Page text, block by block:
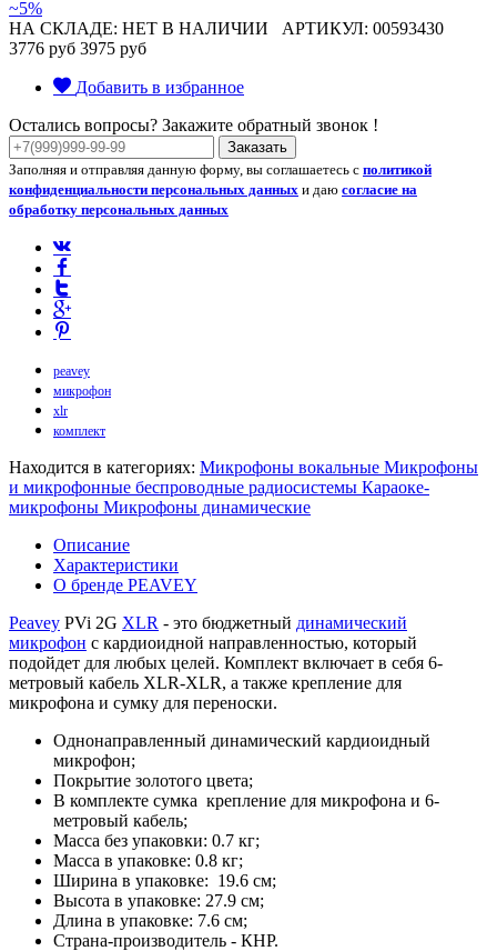
~5%
НА СКЛАДЕ: НЕТ В НАЛИЧИИ АРТИКУЛ: 00593430
3776 руб 3975 руб
Добавить в избранное
Остались вопросы? Закажите обратный звонок !
Заказать
Заполняя и отправляя данную форму, вы соглашаетесь с политикой
конфиденциальности персональных данных и даю согласие на
обработку персональных данных
peavey
микрофон
xlr
комплект
Находится в категориях: Микрофоны вокальные Микрофоны
и микрофонные беспроводные радиосистемы Караоке-
микрофоны Микрофоны динамические
Описание
Характеристики
О бренде PEAVEY
Peavey PVi 2G XLR - это бюджетный динамический
микрофон с кардиоидной направленностью, который
подойдет для любых целей. Комплект включает в себя 6-
метровый кабель XLR-XLR, а также крепление для
микрофона и сумку для переноски.
Однонаправленный динамический кардиоидный
микрофон;
Покрытие золотого цвета;
В комплекте сумка крепление для микрофона и 6-
метровый кабель;
Масса без упаковки: 0.7 кг;
Масса в упаковке: 0.8 кг;
Ширина в упаковке: 19.6 см;
Высота в упаковке: 27.9 см;
Длина в упаковке: 7.6 см;
Страна-производитель - КНР.